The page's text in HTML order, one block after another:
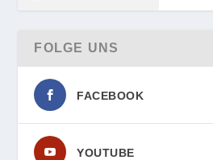
FOLGE UNS
FACEBOOK
YOUTUBE